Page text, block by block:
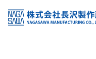
KSS加盟店・取扱店情報
店舗一覧